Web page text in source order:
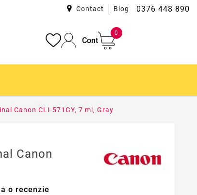
0376 448 890
Contact Blog
Cont
0
Canon CLI-571GY, 7 ml, Gray
Canon
o recenzie